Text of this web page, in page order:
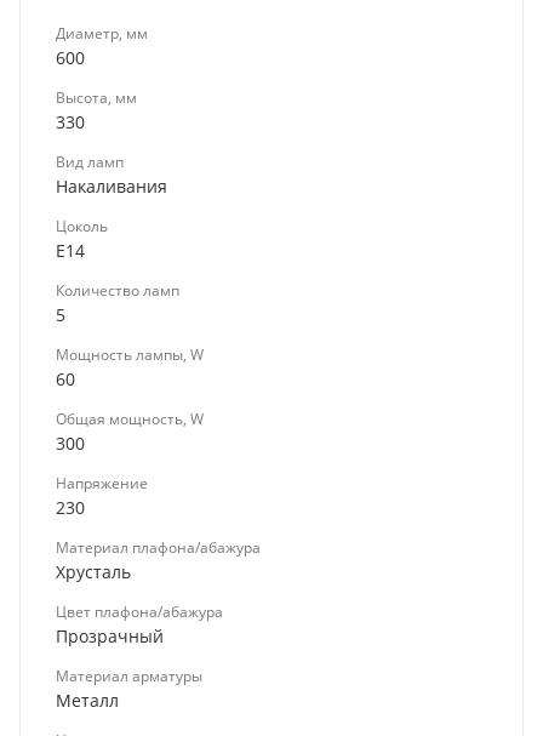
Диаметр, мм
600
Высота, мм
330
Вид ламп
Накаливания
Цоколь
E14
Количество ламп
5
Мощность лампы, W
60
Общая мощность, W
300
Напряжение
230
Материал плафона/абажура
Хрусталь
Цвет плафона/абажура
Прозрачный
Материал арматуры
Металл